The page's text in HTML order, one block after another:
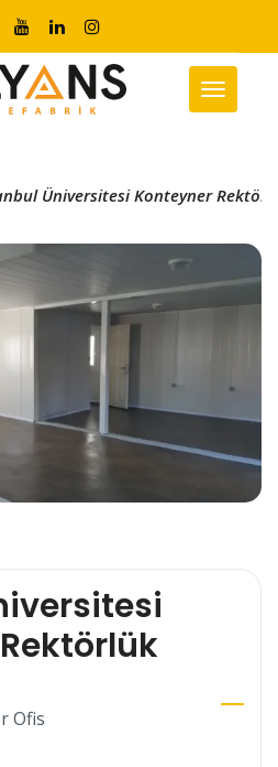
Üniversitesi Konteyner
Ofis